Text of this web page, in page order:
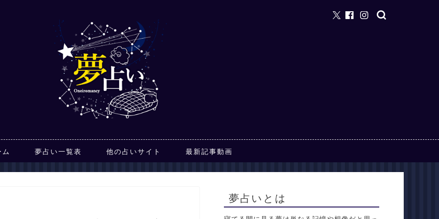
ム 夢占い一覧表 他の占いサイト 最新記事動画
夢占いとは